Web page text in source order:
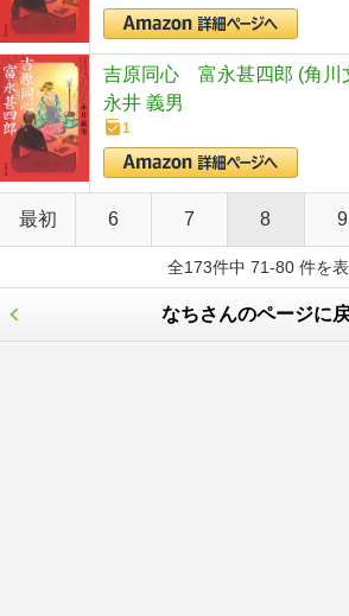
吉原同心 富永甚四郎 (角川
永井 義男
1
最初 6 7 8 9
全173件中 71-80 件を
なちさんのページに